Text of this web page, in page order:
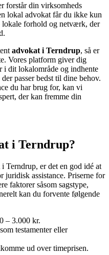
forstår din virksomheds
lokal advokat får du ikke kun
forhold og netværk, der
advokat i Terndrup, så er
Vores platform giver dig
i dit lokalområde og indhente
passer bedst til dine behov.
du har brug for, kan vi
der kan fremme din
i Terndrup?
Terndrup, er det en god idé at
juridisk assistance. Priserne for
faktorer såsom sagstype,
kan du forvente følgende
– 3.000 kr.
testamenter eller
ud over timeprisen.